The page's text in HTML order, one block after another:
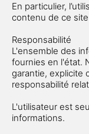
En particulier,
contenu de ce
Responsabilité
L'ensemble des
fournies en l'état.
garantie, explicite
responsabilité
L'utilisateur est
informations.